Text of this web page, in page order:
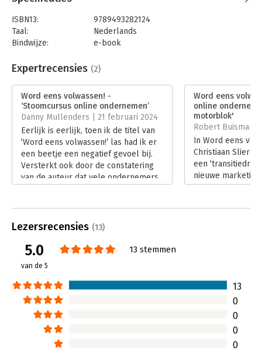
ISBN13:
9789493282124
Taal:
Nederlands
Bindwijze:
e-book
Bestandsformaat:
epub
Uitgever:
Druk:
1
Verschijningsdatum:
20-9-2022
Hoofdrubriek: Marketing
Expertrecensies (2)
Word eens volwassen! -
‘Stoomcursus online ondernemen’
Danny Mullenders | 21 februari 2024
Eerlijk is eerlijk, toen ik de titel van
‘Word eens volwassen!’ las had ik er
een beetje een negatief gevoel bij.
Versterkt ook door de constatering
van de auteur dat vele ondernemers
maakte plaats voor enthousiasme en
Lees verder
Word eens
online
motorblok'
Robert Buisman |
In Word eens
Christiaan
een
nieuwe
als ondernemer
neemt hij je
Lezersrecensies (13)
5.0
van de 5
13 stemmen
13
0
0
0
0